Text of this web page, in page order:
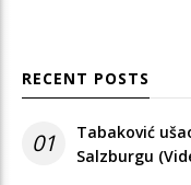
RECENT POSTS
01
Tabaković
Salzburgu